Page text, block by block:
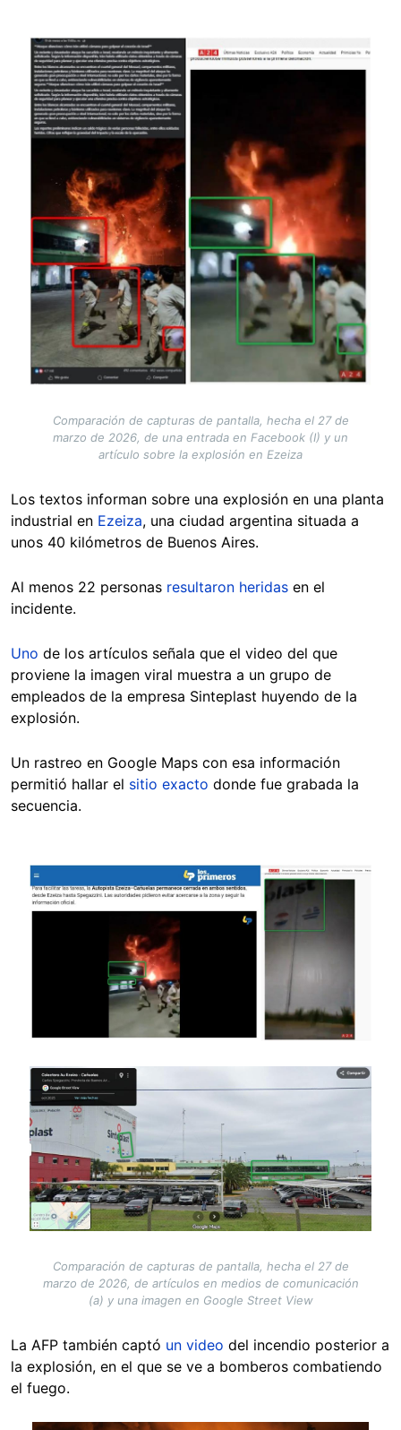
Image
Comparación de capturas de pantalla, hecha el 27 de
marzo de 2026, de una entrada en Facebook (I) y un
artículo sobre la explosión en Ezeiza
Los textos informan sobre una explosión en una planta
industrial en Ezeiza, una ciudad argentina situada a
unos 40 kilómetros de Buenos Aires.
Al menos 22 personas resultaron heridas en el
incidente.
Uno de los artículos señala que el video del que
proviene la imagen viral muestra a un grupo de
empleados de la empresa Sinteplast huyendo de la
explosión.
Un rastreo en Google Maps con esa información
permitió hallar el sitio exacto donde fue grabada la
secuencia.
Image
Image
Comparación de capturas de pantalla, hecha el 27 de
marzo de 2026, de artículos en medios de comunicación
(a) y una imagen en Google Street View
La AFP también captó un video del incendio posterior a
la explosión, en el que se ve a bomberos combatiendo
el fuego.